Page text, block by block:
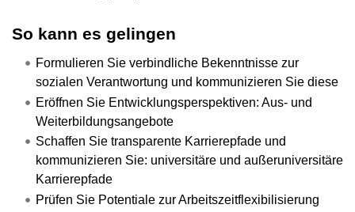
So kann es gelingen
Formulieren Sie verbindliche Bekenntnisse zur
sozialen Verantwortung und kommunizieren Sie diese
Eröffnen Sie Entwicklungsperspektiven: Aus- und
Weiterbildungsangebote
Schaffen Sie transparente Karrierepfade und
kommunizieren Sie: universitäre und außeruniversitäre
Karrierepfade
Prüfen Sie Potentiale zur Arbeitszeitflexibilisierung